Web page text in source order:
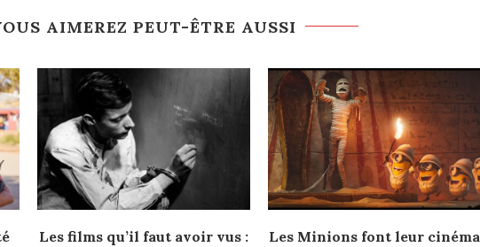
AIMEREZ PEUT-ÊTRE AUSSI
Les films qu’il faut avoir vus :
Les Minions font leur cinéma